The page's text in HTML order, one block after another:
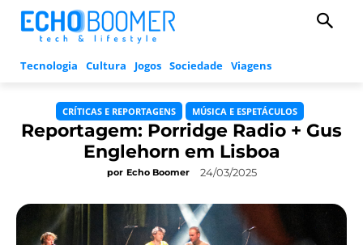
Tecnologia Cultura Jogos Sociedade Viagens
CRÍTICAS E REPORTAGENS MÚSICA E ESPETÁCULOS
Reportagem: Porridge Radio + Gus
Englehorn em Lisboa
por Echo Boomer 24/03/2025